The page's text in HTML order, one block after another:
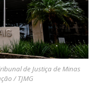
de Justiça de Minas
/ TJMG